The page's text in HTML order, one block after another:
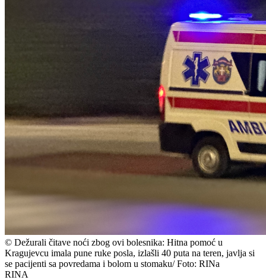
© Dežurali čitave noći zbog ovi bolesnika: Hitna pomoć u
Kragujevcu imala pune ruke posla, izlašli 40 puta na teren, javlja si
se pacijenti sa povredama i bolom u stomaku/ Foto: RINa
RINA